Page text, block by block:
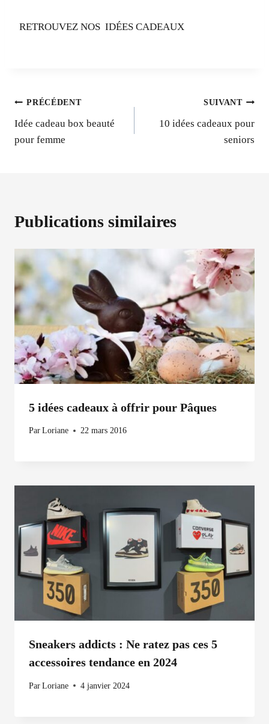
RETROUVEZ NOS IDÉES CADEAUX
Navigation
de
PRÉCÉDENT
Idée cadeau box beauté
pour femme
SUIVANT
10 idées cadeaux pour
seniors
Publications similaires
5 idées cadeaux à offrir pour Pâques
Par Loriane 22 mars 2016
Sneakers addicts : Ne ratez pas ces 5
accessoires tendance en 2024
Par Loriane 4 janvier 2024